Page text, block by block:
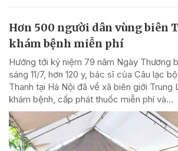
Hơn 500 người dân vùng biên
khám bệnh miễn phí
Hướng tới kỷ niệm 79 năm Ngày Thương
sáng 11/7, hơn 120 y, bác sĩ của Câu lạc
Thanh tại Hà Nội đã về xã biên giới Trung
khám bệnh, cấp phát thuốc miễn phí và...